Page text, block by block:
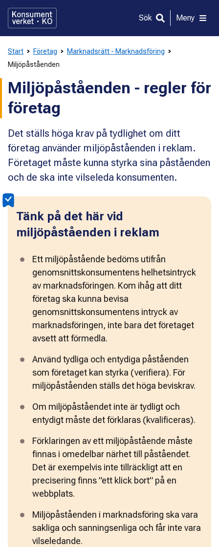
direkt
innehållet
Sök Meny
Start Företag
Marknadsrätt - Marknadsföring
Miljöpåståenden
Miljöpåståenden - regler för
företag
Det ställs höga krav på tydlighet om ditt
företag använder miljöpåståenden i reklam.
Företaget måste kunna styrka sina påståenden
och de ska inte vilseleda konsumenten.
Tänk på det här vid
miljöpåståenden i reklam
Ett miljöpåstående bedöms utifrån
genomsnittskonsumentens helhetsintryck
av marknadsföringen. Kom ihåg att ditt
företag ska kunna bevisa
genomsnittskonsumentens intryck av
marknadsföringen, inte bara det företaget
avsett att förmedla.
Använd tydliga och entydiga påståenden
som företaget kan styrka (verifiera). För
miljöpåståenden ställs det höga beviskrav.
Om miljöpåståendet inte är tydligt och
entydigt måste det förklaras (kvalificeras).
Förklaringen av ett miljöpåstående måste
finnas i omedelbar närhet till påståendet.
Det är exempelvis inte tillräckligt att en
precisering finns ”ett klick bort” på en
webbplats.
Miljöpåståenden i marknadsföring ska vara
sakliga och sanningsenliga och får inte vara
vilseledande.